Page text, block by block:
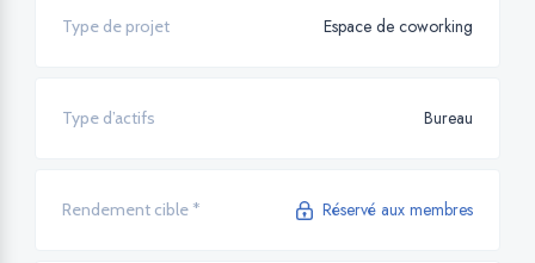
Type de projet Espace de coworking
Type d’actifs Bureau
Rendement cible * Réservé aux membres